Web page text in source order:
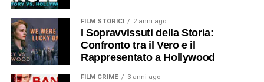
FILM STORICI 2 anni ago
I Sopravvissuti della Storia:
Confronto tra il Vero e il
Rappresentato a Hollywood
FILM CRIME 3 anni ago